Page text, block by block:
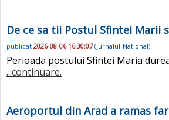
De ce sa tii Postul Sfintei Marii
publicat 2026-08-06 16:30:07(Jurnalul-National)
Perioada postului Sfintei Maria
...continuare.
Aeroportul din Arad a ramas